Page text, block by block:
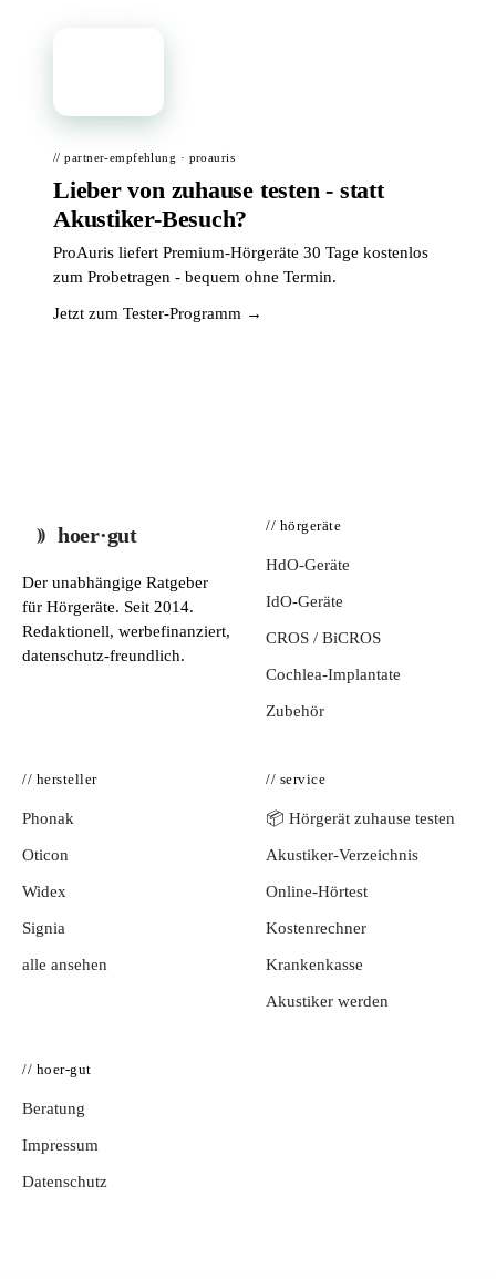
// partner-empfehlung · proauris
Lieber von zuhause testen - statt
Akustiker-Besuch?
ProAuris liefert Premium-Hörgeräte 30 Tage kostenlos
zum Probetragen - bequem ohne Termin.
Jetzt zum Tester-Programm →
hoer·gut
Der unabhängige Ratgeber
für Hörgeräte. Seit 2014.
Redaktionell, werbefinanziert,
datenschutz-freundlich.
// hörgeräte
HdO-Geräte
IdO-Geräte
CROS / BiCROS
Cochlea-Implantate
Zubehör
// hersteller
Phonak
Oticon
Widex
Signia
alle ansehen
// service
📦 Hörgerät zuhause testen
Akustiker-Verzeichnis
Online-Hörtest
Kostenrechner
Krankenkasse
Akustiker werden
// hoer-gut
Beratung
Impressum
Datenschutz